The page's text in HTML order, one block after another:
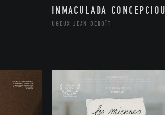
INMACULADA CONCEPCIOU
UGEUX JEAN-BENOÎT